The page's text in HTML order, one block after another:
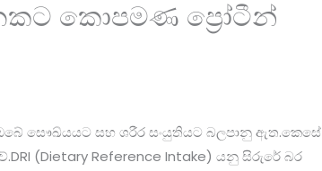
කොපමණ ප්‍රෝටීන්
සෞඛ්යයට සහ ශරීර සංයුතියට බලපානු ඇත.කෙසේ
(Dietary Reference Intake) යනු සිරුරේ බර